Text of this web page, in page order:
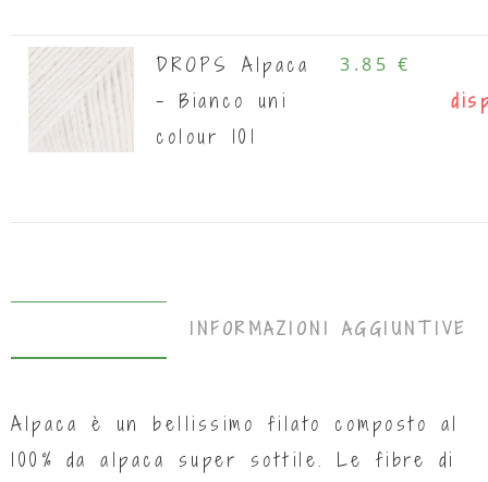
DROPS Alpaca
- Bianco uni
colour 101
3.85 €
INFORMAZIONI AGGIUNTIVE
Alpaca è un bellissimo filato composto al
100% da alpaca super sottile. Le fibre di